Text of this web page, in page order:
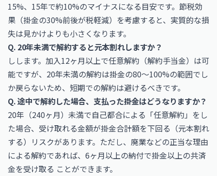
15%、15年で約10%のマイナスになる目安です。節税効
果（掛金の30%前後が税軽減）を考慮すると、実質的な損
失は見かけよりも小さくなります。
Q. 20年未満で解約すると元本割れしますか？
しします。加入12ヶ月以上で任意解約（解約手当金）は可
能ですが、20年未満の解約は掛金の80〜100%の範囲でし
か戻らないため、短期での解約は避けるべきです。
Q. 途中で解約した場合、支払った掛金はどうなりますか？
20年（240ヶ月）未満で自己都合による「任意解約」をし
た場合、受け取れる金額が掛金合計額を下回る（元本割れ
する）リスクがあります。ただし、廃業などの正当な理由
による解約であれば、6ヶ月以上の納付で掛金以上の共済
金を受け取る ことができます。